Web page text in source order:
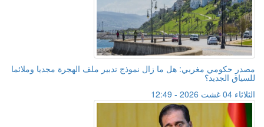
مصدر حكومي مغربي: هل ما زال نموذج تدبير ملف الهجرة مجديا وملائما
للسياق الجديد؟
الثلاثاء 04 غشت 2026 - 12:49